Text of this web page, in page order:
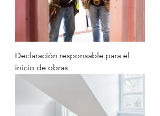
Declaración responsable para el
inicio de obras